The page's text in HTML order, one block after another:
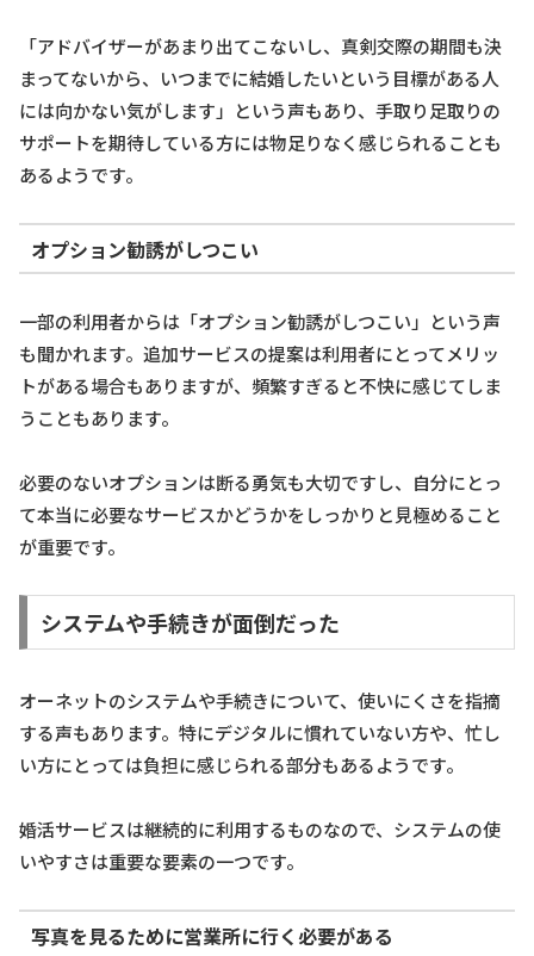
「アドバイザーがあまり出てこないし、真剣交際の期間も決
まってないから、いつまでに結婚したいという目標がある人
には向かない気がします」という声もあり、手取り足取りの
サポートを期待している方には物足りなく感じられることも
あるようです。
オプション勧誘がしつこい
一部の利用者からは「オプション勧誘がしつこい」という声
も聞かれます。追加サービスの提案は利用者にとってメリッ
トがある場合もありますが、頻繁すぎると不快に感じてしま
うこともあります。
必要のないオプションは断る勇気も大切ですし、自分にとっ
て本当に必要なサービスかどうかをしっかりと見極めること
が重要です。
システムや手続きが面倒だった
オーネットのシステムや手続きについて、使いにくさを指摘
する声もあります。特にデジタルに慣れていない方や、忙し
い方にとっては負担に感じられる部分もあるようです。
婚活サービスは継続的に利用するものなので、システムの使
いやすさは重要な要素の一つです。
写真を見るために営業所に行く必要がある